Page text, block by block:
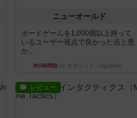
ニューオールド
ボードゲームを1,000個以上持って
いるユーザー視点で良かった点と悪
か...
約5時間前 by オグランド（Oguland）
レビュー